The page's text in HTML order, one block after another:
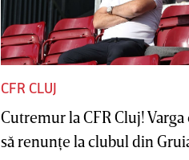
CFR CLUJ
Cutremur la CFR Cluj! Varga
să renunţe la clubul din